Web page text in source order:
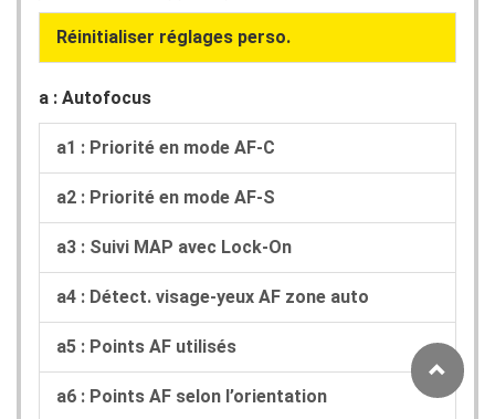
Réinitialiser réglages perso.
a : Autofocus
a1 : Priorité en mode AF-C
a2 : Priorité en mode AF-S
a3 : Suivi MAP avec Lock-On
a4 : Détect. visage-yeux AF zone auto
a5 : Points AF utilisés
a6 : Points AF selon l’orientation